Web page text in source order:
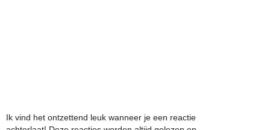
Ik vind het ontzettend leuk wanneer je een reactie